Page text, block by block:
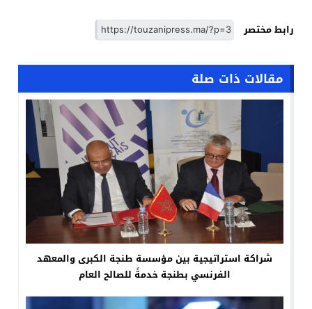
رابط مختصر
مقالات ذات صلة
شراكة استراتيجية بين مؤسسة طنجة الكبرى والمعهد
الفرنسي بطنجة خدمةً للصالح العام